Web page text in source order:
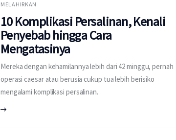
MELAHIRKAN
10 Komplikasi Persalinan, Kenali
Penyebab hingga Cara
Mengatasinya
Mereka dengan kehamilannya lebih dari 42 minggu, pernah
operasi caesar atau berusia cukup tua lebih berisiko
mengalami komplikasi persalinan.